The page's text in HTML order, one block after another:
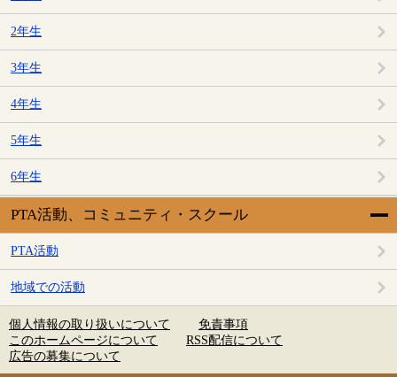
2年生
3年生
4年生
5年生
6年生
PTA活動、コミュニティ・スクール
PTA活動
地域での活動
個人情報の取り扱いについて
免責事項
このホームページについて
RSS配信について
広告の募集について